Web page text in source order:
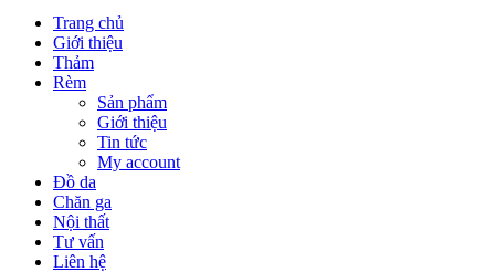
Trang chủ
Giới thiệu
Thảm
Rèm
Sản phẩm
Giới thiệu
Tin tức
My account
Đồ da
Chăn ga
Nội thất
Tư vấn
Liên hệ